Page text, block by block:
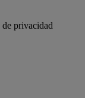
privacidad